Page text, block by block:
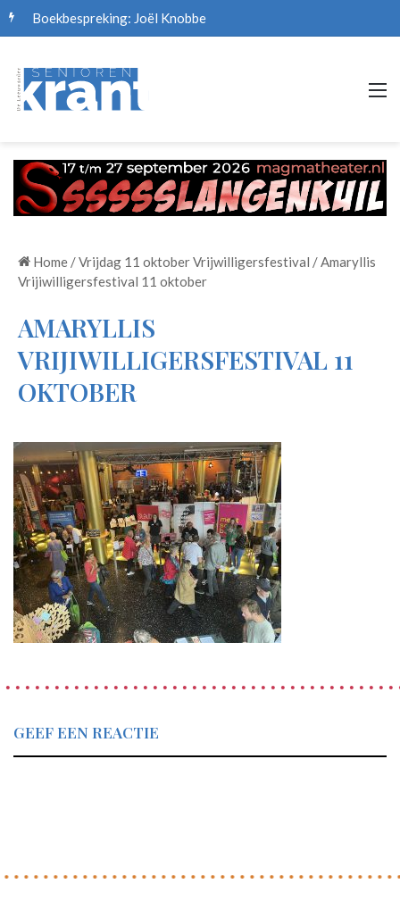
Boekbespreking: Joël Knobbe
Home /Vrijdag 11 oktober Vrijwilligersfestival /Amaryllis
Vrijiwilligersfestival 11 oktober
AMARYLLIS
VRIJIWILLIGERSFESTIVAL 11
OKTOBER
GEEF EEN REACTIE